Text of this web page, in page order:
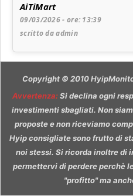
AiTiMart
09/03/2026 - ore: 13:39
scritto da admin
Copyright © 2010
Avvertenza:Si declina ogni
investimenti sbagliati. Non
proposte e non riceviamo
Hyip consigliate sono frutto di
noi stessi. Si ricorda inoltre di
permettervi di perdere perchè
"profitto" ma